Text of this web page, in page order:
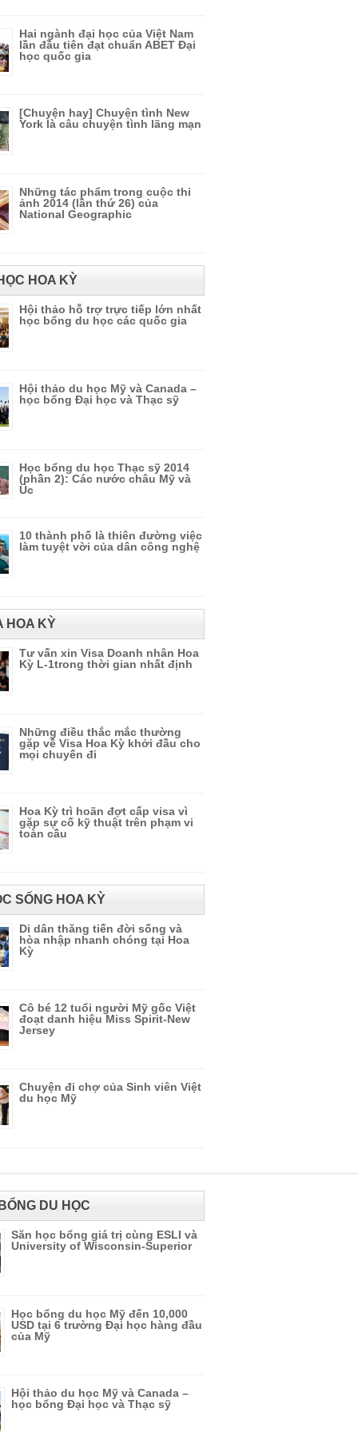
Hai ngành đại học của Việt Nam
lần đầu tiên đạt chuẩn ABET Đại
học quốc gia
[Chuyện hay] Chuyện tình New
York là câu chuyện tình lãng mạn
Những tác phẩm trong cuộc thi
ảnh 2014 (lần thứ 26) của
National Geographic
HOA KỲ
Hội thảo hỗ trợ trực tiếp lớn nhất
học bổng du học các quốc gia
Hội thảo du học Mỹ và Canada –
học bổng Đại học và Thạc sỹ
Học bổng du học Thạc sỹ 2014
(phần 2): Các nước châu Mỹ và
Úc
10 thành phố là thiên đường việc
làm tuyệt vời của dân công nghệ
HOA KỲ
Tư vấn xin Visa Doanh nhân Hoa
Kỳ L-1trong thời gian nhất định
Những điều thắc mắc thường
gặp về Visa Hoa Kỳ khởi đầu cho
mọi chuyến đi
Hoa Kỳ trì hoãn đợt cấp visa vì
gặp sự cố kỹ thuật trên phạm vi
toàn cầu
SỐNG HOA KỲ
Di dân thăng tiến đời sống và
hòa nhập nhanh chóng tại Hoa
Kỳ
Cô bé 12 tuổi người Mỹ gốc Việt
đoạt danh hiệu Miss Spirit-New
Jersey
Chuyện đi chợ của Sinh viên Việt
du học Mỹ
DU HỌC
Săn học bổng giá trị cùng ESLI và
University of Wisconsin-Superior
Học bổng du học Mỹ đến 10,000
USD tại 6 trường Đại học hàng đầu
của Mỹ
Hội thảo du học Mỹ và Canada –
học bổng Đại học và Thạc sỹ